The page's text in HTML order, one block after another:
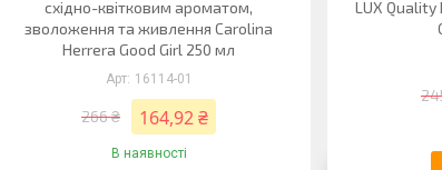
східно-квітковим ароматом,
зволоження та живлення Carolina
Herrera Good Girl 250 мл
16114-01
266 ₴ 164,92 ₴
В наявності
LUX Quality